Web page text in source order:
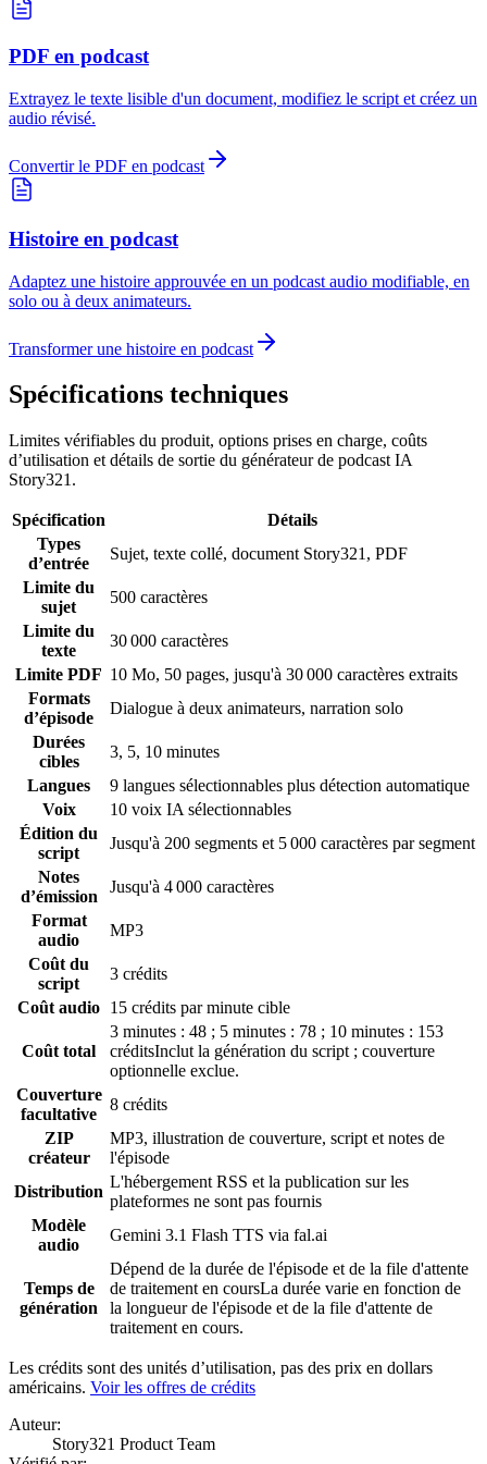
PDF en podcast
Extrayez le texte lisible d'un document, modifiez le script et créez un
audio révisé.
Convertir le PDF en podcast
Histoire en podcast
Adaptez une histoire approuvée en un podcast audio modifiable, en
solo ou à deux animateurs.
Transformer une histoire en podcast
Spécifications techniques
Limites vérifiables du produit, options prises en charge, coûts
d’utilisation et détails de sortie du générateur de podcast IA
Story321.
Spécification
Détails
Types
d’entrée
Sujet, texte collé, document Story321, PDF
Limite du
sujet
500 caractères
Limite du
texte
30 000 caractères
Limite PDF 10 Mo, 50 pages, jusqu'à 30 000 caractères extraits
Formats
d’épisode
Dialogue à deux animateurs, narration solo
Durées
cibles
3, 5, 10 minutes
Langues
9 langues sélectionnables plus détection automatique
Voix
10 voix IA sélectionnables
Édition du
script
Jusqu'à 200 segments et 5 000 caractères par segment
Notes
d’émission
Jusqu'à 4 000 caractères
Format
audio
MP3
Coût du
script
3 crédits
Coût audio 15 crédits par minute cible
Coût total
3 minutes : 48 ; 5 minutes : 78 ; 10 minutes : 153
créditsInclut la génération du script ; couverture
optionnelle exclue.
Couverture
facultative
8 crédits
ZIP
créateur
MP3, illustration de couverture, script et notes de
l'épisode
Distribution
L'hébergement RSS et la publication sur les
plateformes ne sont pas fournis
Modèle
audio
Gemini 3.1 Flash TTS via fal.ai
Temps de
génération
Dépend de la durée de l'épisode et de la file d'attente
de traitement en coursLa durée varie en fonction de
la longueur de l'épisode et de la file d'attente de
traitement en cours.
Les crédits sont des unités d’utilisation, pas des prix en dollars
américains. Voir les offres de crédits
Auteur:
Story321 Product Team